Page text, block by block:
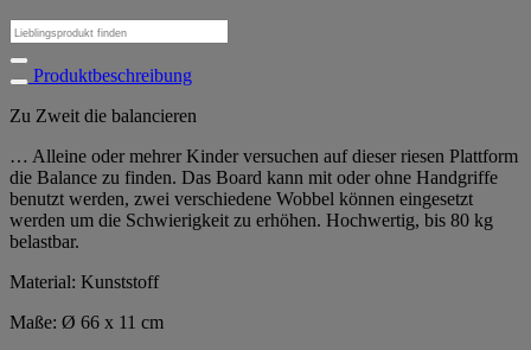
Suchen
nach:
Produktbeschreibung
Zu Zweit die balancieren
… Alleine oder mehrer Kinder versuchen auf dieser riesen Plattform
die Balance zu finden. Das Board kann mit oder ohne Handgriffe
benutzt werden, zwei verschiedene Wobbel können eingesetzt
werden um die Schwierigkeit zu erhöhen. Hochwertig, bis 80 kg
belastbar.
Material: Kunststoff
Maße: Ø 66 x 11 cm